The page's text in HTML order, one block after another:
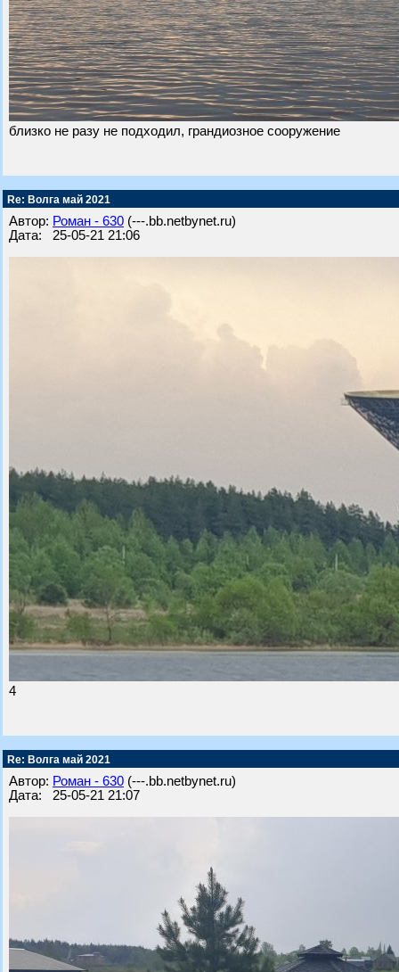
близко не разу не подходил, грандиозное сооружение
Re: Волга май 2021
Автор: Роман - 630 (---.bb.netbynet.ru)
Дата: 25-05-21 21:06
4
Re: Волга май 2021
Автор: Роман - 630 (---.bb.netbynet.ru)
Дата: 25-05-21 21:07